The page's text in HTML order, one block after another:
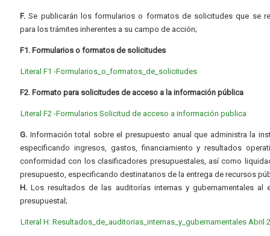
F. Se publicarán los formularios o formatos de solicitudes que se
para los trámites inherentes a su campo de acción;
F1. Formularios o formatos de solicitudes
Literal F1 -Formularios_o_formatos_de_solicitudes
F2. Formato para solicitudes de acceso a la información pública
Literal F2 -Formularios Solicitud de acceso a información publica
G. Información total sobre el presupuesto anual que administra la
especificando ingresos, gastos, financiamiento y resultados
conformidad con los clasificadores presupuestales, así como
presupuesto, especificando destinatarios de la entrega de recursos
H. Los resultados de las auditorías internas y gubernamentales al
presupuestal;
Literal H: Resultados_de_auditorias_internas_y_gubernamentales Abril